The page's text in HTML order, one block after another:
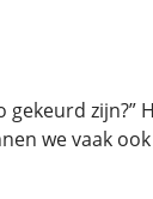
zijn?”
we vaak